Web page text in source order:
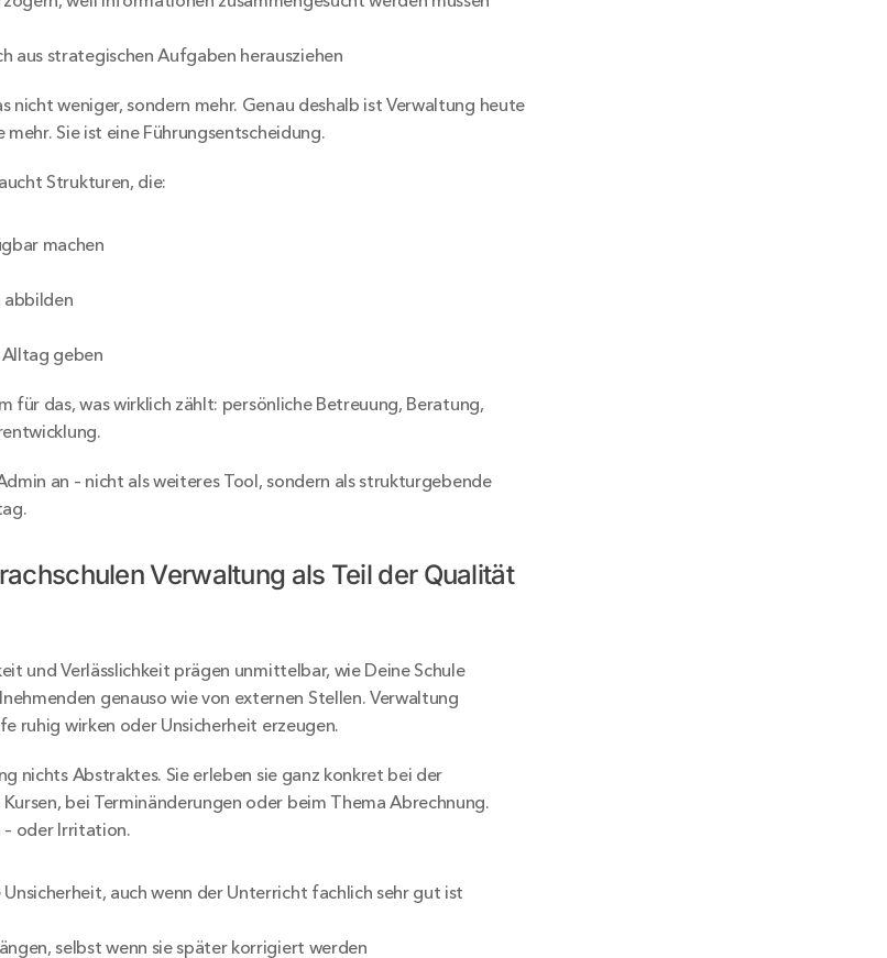
aus strategischen Aufgaben herausziehen
nicht weniger, sondern mehr. Genau deshalb ist Verwaltung heute
Sie ist eine Führungsentscheidung.
Strukturen, die:
machen
abbilden
geben
für das, was wirklich zählt: persönliche Betreuung, Beratung,
an – nicht als weiteres Tool, sondern als strukturgebende
Verwaltung als Teil der Qualität
und Verlässlichkeit prägen unmittelbar, wie Deine Schule
genauso wie von externen Stellen. Verwaltung
ruhig wirken oder Unsicherheit erzeugen.
nichts Abstraktes. Sie erleben sie ganz konkret bei der
bei Terminänderungen oder beim Thema Abrechnung.
oder Irritation.
auch wenn der Unterricht fachlich sehr gut ist
selbst wenn sie später korrigiert werden